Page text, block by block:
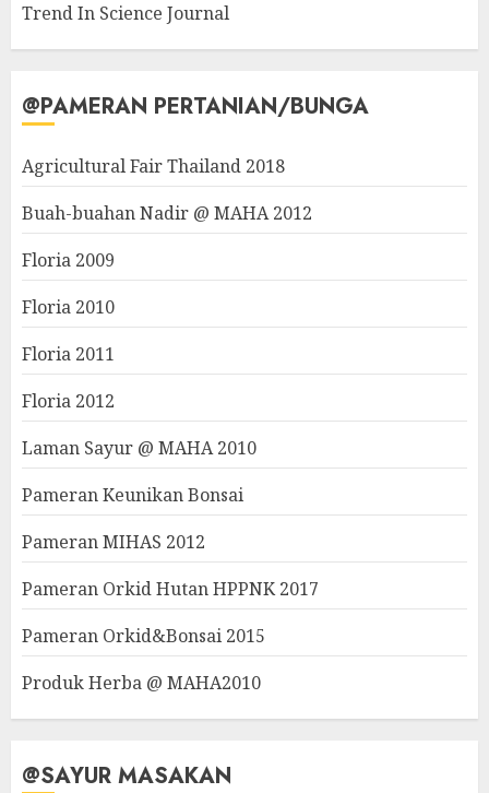
Trend In Science Journal
@PAMERAN PERTANIAN/BUNGA
Agricultural Fair Thailand 2018
Buah-buahan Nadir @ MAHA 2012
Floria 2009
Floria 2010
Floria 2011
Floria 2012
Laman Sayur @ MAHA 2010
Pameran Keunikan Bonsai
Pameran MIHAS 2012
Pameran Orkid Hutan HPPNK 2017
Pameran Orkid&Bonsai 2015
Produk Herba @ MAHA2010
@SAYUR MASAKAN